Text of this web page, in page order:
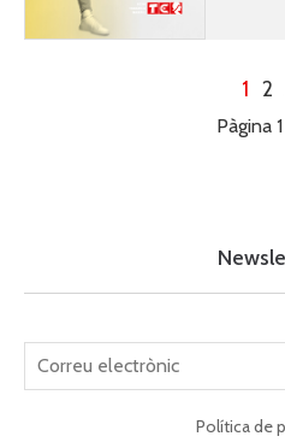
1 2
Pàgina
Política de